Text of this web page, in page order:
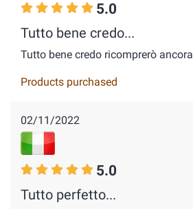
5.0
Tutto bene credo...
Tutto bene credo ricomprerò ancora
Products purchased
02/11/2022
5.0
Tutto perfetto...